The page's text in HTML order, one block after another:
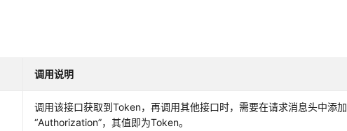
调用说明
调用该接口获取到Token，再调用其他接口时，需要在请求消息头中添加
“Authorization”，其值即为Token。